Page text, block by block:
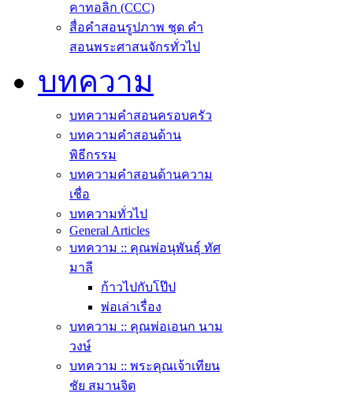
คาทอลิก (CCC)
สื่อคำสอนรูปภาพ ชุด คำ
สอนพระศาสนจักรทั่วไป
บทความ
บทความคำสอนครอบครัว
บทความคำสอนด้าน
พิธีกรรม
บทความคำสอนด้านความ
เชื่อ
บทความทั่วไป
General Articles
บทความ :: คุณพ่อนุพันธุ์ ทัศ
มาลี
ก้าวไปกับโป๊ป
พ่อเล่าเรื่อง
บทความ :: คุณพ่อเอนก นาม
วงษ์
บทความ :: พระคุณเจ้าเทียน
ชัย สมานจิต